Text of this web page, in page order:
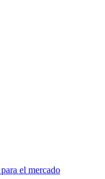
el mercado